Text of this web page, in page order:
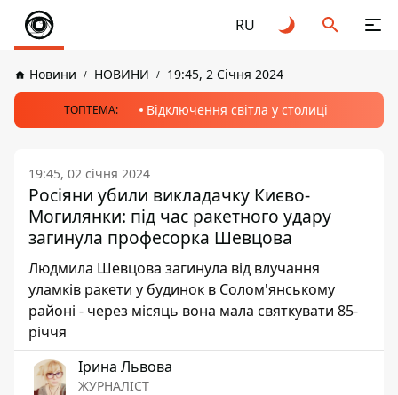
RU
Новини НОВИНИ 19:45, 2 Січня 2024
ТОПТЕМА: Відключення світла у столиці
19:45, 02 січня 2024
Росіяни убили викладачку Києво-
Могилянки: під час ракетного удару
загинула професорка Шевцова
Людмила Шевцова загинула від влучання
уламків ракети у будинок в Солом'янському
районі - через місяць вона мала святкувати 85-
річчя
Ірина Львова
ЖУРНАЛІСТ